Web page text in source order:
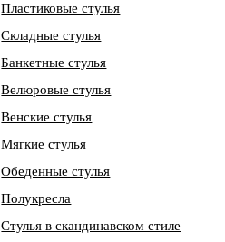
Пластиковые стулья
Складные стулья
Банкетные стулья
Велюровые стулья
Венские стулья
Мягкие стулья
Обеденные стулья
Полукресла
Стулья в скандинавском стиле